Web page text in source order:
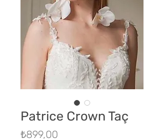
Patrice Crown Taç
₺899,00